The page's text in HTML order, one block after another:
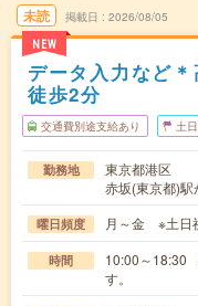
未読
NEW
掲載日 2026/08/05
データ入力など
徒歩2分
交通費別途支給あり 土
勤務地
東京都港区
赤坂(東京都)
曜日頻度 月～金 ※土日
時間
10:00～18:30
す。